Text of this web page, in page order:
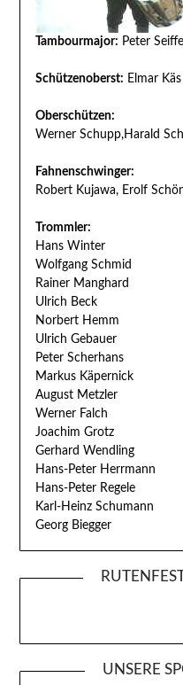
Tambourmajor: Peter
Schützenoberst: Elmar Käs
Oberschützen:
Werner Schupp,Harald
Fahnenschwinger:
Robert Kujawa, Erolf
Trommler:
Hans Winter
Wolfgang Schmid
Rainer Manghard
Ulrich Beck
Norbert Hemm
Ulrich Gebauer
Peter Scherhans
Markus Käpernick
August Metzler
Werner Falch
Joachim Grotz
Gerhard Wendling
Hans-Peter Herrmann
Hans-Peter Regele
Karl-Heinz Schumann
Georg Biegger
UNSERE